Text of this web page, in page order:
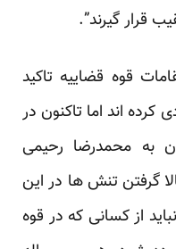
قرار گیرند”.
قوه قضاییه تاکید
کرده اند اما تاکنون در
به محمدرضا رحیمی
گرفتن تنش ها در این
از کسانی که در قوه